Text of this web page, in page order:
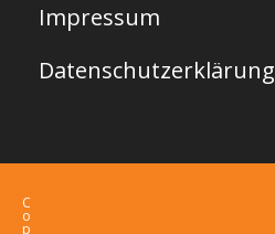
Impressum
Datenschutzerklärung
C
o
p